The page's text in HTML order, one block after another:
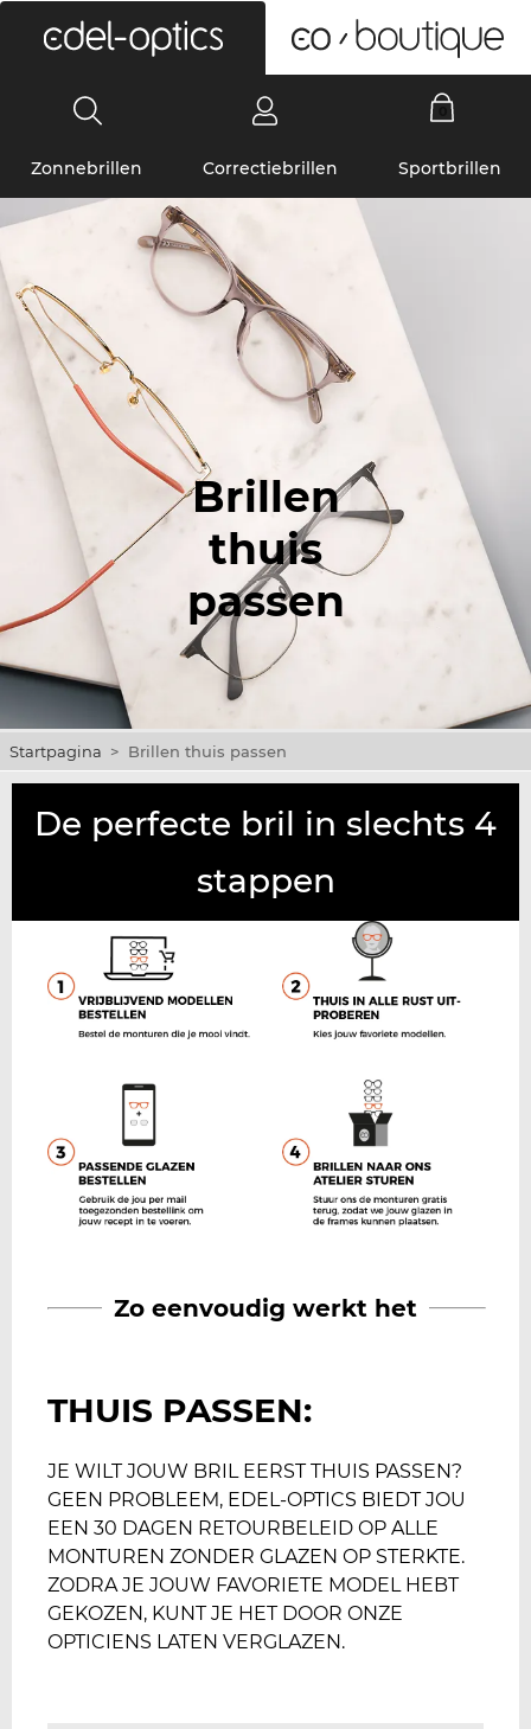
Zonnebrillen Correctiebrillen Sportbrillen
Brillen
thuis
passen
Startpagina > Brillen thuis passen
De perfecte bril in slechts 4
stappen
Zo eenvoudig werkt het
THUIS PASSEN:
JE WILT JOUW BRIL EERST THUIS PASSEN?
GEEN PROBLEEM, EDEL-OPTICS BIEDT JOU
EEN 30 DAGEN RETOURBELEID OP ALLE
MONTUREN ZONDER GLAZEN OP STERKTE.
ZODRA JE JOUW FAVORIETE MODEL HEBT
GEKOZEN, KUNT JE HET DOOR ONZE
OPTICIENS LATEN VERGLAZEN.